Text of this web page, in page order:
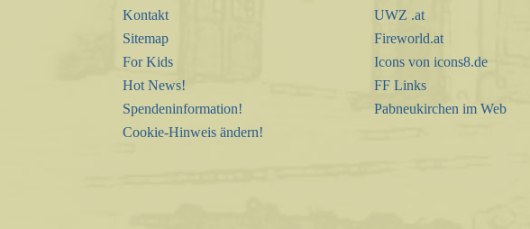
Kontakt
Sitemap
For Kids
Hot News!
Spendeninformation!
Cookie-Hinweis ändern!
UWZ .at
Fireworld.at
Icons von icons8.de
FF Links
Pabneukirchen im Web